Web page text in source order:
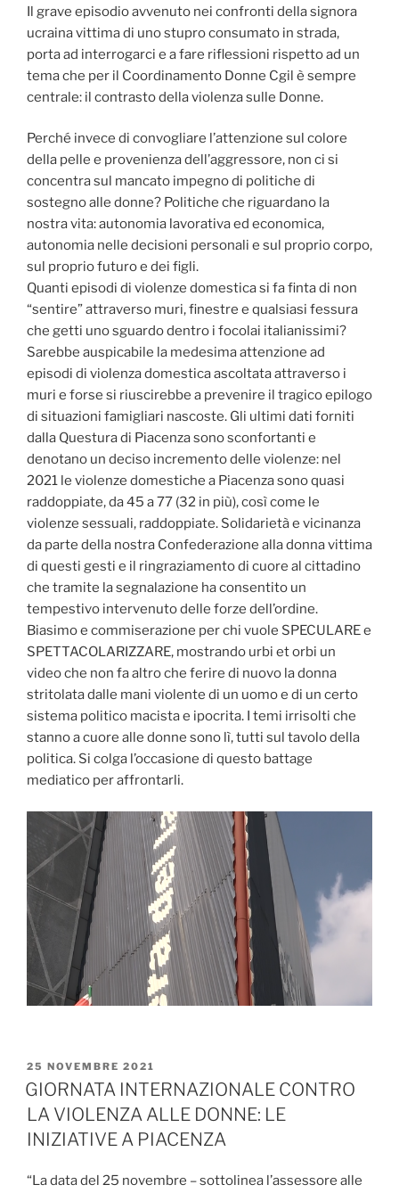
Il grave episodio avvenuto nei confronti della signora
ucraina vittima di uno stupro consumato in strada,
porta ad interrogarci e a fare riflessioni rispetto ad un
tema che per il Coordinamento Donne Cgil è sempre
centrale: il contrasto della violenza sulle Donne.
Perché invece di convogliare l’attenzione sul colore
della pelle e provenienza dell’aggressore, non ci si
concentra sul mancato impegno di politiche di
sostegno alle donne? Politiche che riguardano la
nostra vita: autonomia lavorativa ed economica,
autonomia nelle decisioni personali e sul proprio corpo,
sul proprio futuro e dei figli.
Quanti episodi di violenze domestica si fa finta di non
“sentire” attraverso muri, finestre e qualsiasi fessura
che getti uno sguardo dentro i focolai italianissimi?
Sarebbe auspicabile la medesima attenzione ad
episodi di violenza domestica ascoltata attraverso i
muri e forse si riuscirebbe a prevenire il tragico epilogo
di situazioni famigliari nascoste. Gli ultimi dati forniti
dalla Questura di Piacenza sono sconfortanti e
denotano un deciso incremento delle violenze: nel
2021 le violenze domestiche a Piacenza sono quasi
raddoppiate, da 45 a 77 (32 in più), così come le
violenze sessuali, raddoppiate. Solidarietà e vicinanza
da parte della nostra Confederazione alla donna vittima
di questi gesti e il ringraziamento di cuore al cittadino
che tramite la segnalazione ha consentito un
tempestivo intervenuto delle forze dell’ordine.
Biasimo e commiserazione per chi vuole SPECULARE e
SPETTACOLARIZZARE, mostrando urbi et orbi un
video che non fa altro che ferire di nuovo la donna
stritolata dalle mani violente di un uomo e di un certo
sistema politico macista e ipocrita. I temi irrisolti che
stanno a cuore alle donne sono lì, tutti sul tavolo della
politica. Si colga l’occasione di questo battage
mediatico per affrontarli.
PUBBLICATO
IL
25 NOVEMBRE 2021
GIORNATA INTERNAZIONALE CONTRO
LA VIOLENZA ALLE DONNE: LE
INIZIATIVE A PIACENZA
“La data del 25 novembre – sottolinea l’assessore alle